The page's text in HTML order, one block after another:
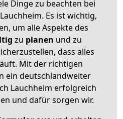
Dinge zu beachten bei
Es ist wichtig,
um alle Aspekte des
zu planen und zu
dass alles
Mit der richtigen
ein deutschlandweiter
Lauchheim erfolgreich
und dafür sorgen wir.